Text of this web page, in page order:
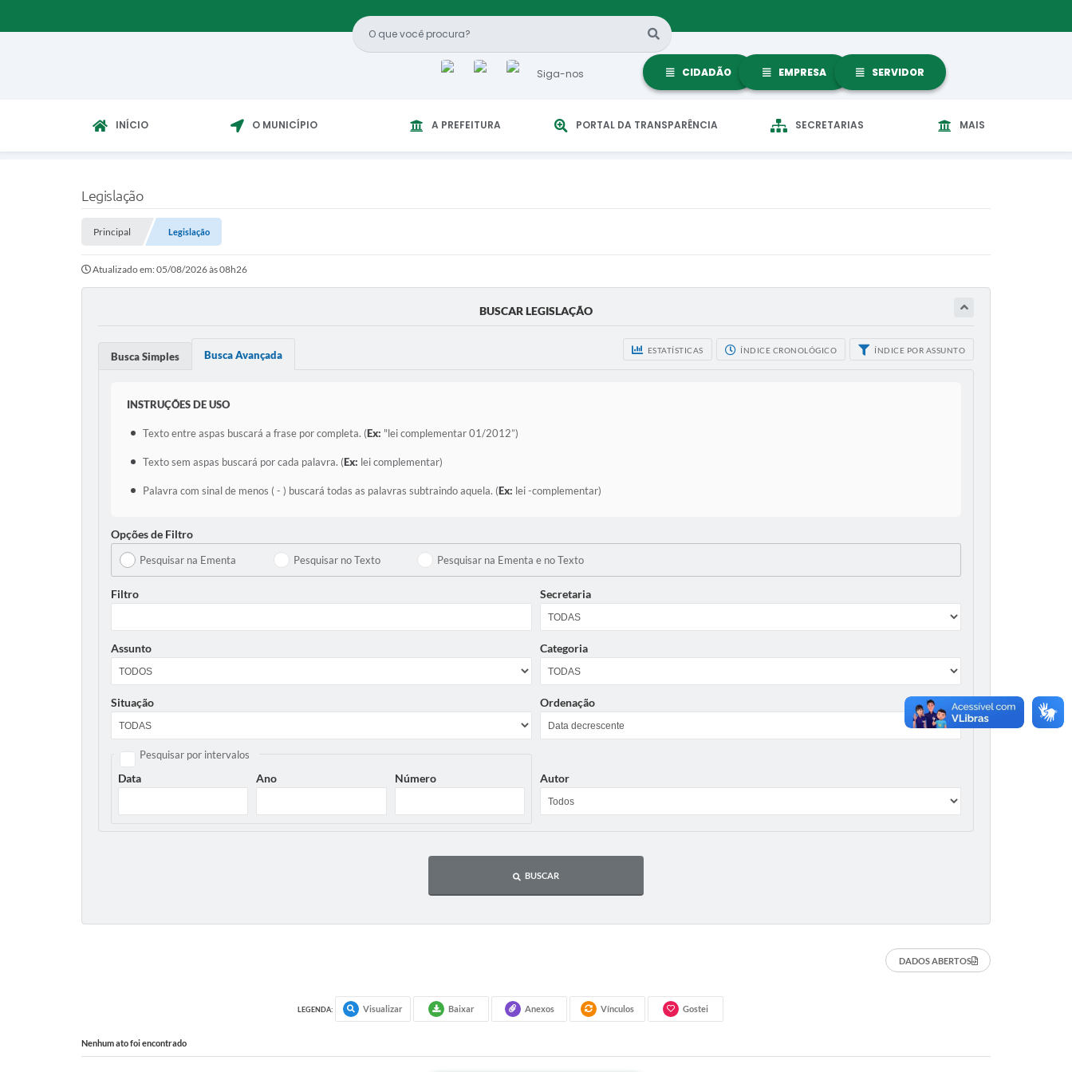
Siga-nos CIDADÃO EMPRESA SERVIDOR
INÍCIO O MUNICÍPIO A PREFEITURA PORTAL DA TRANSPARÊNCIA SECRETARIAS MAIS
Legislação
Principal Legislação
Atualizado em: 05/08/2026 às 08h26
BUSCAR LEGISLAÇÃO
ESTATÍSTICAS ÍNDICE CRONOLÓGICO ÍNDICE POR ASSUNTO
Busca Simples Busca Avançada
INSTRUÇÕES DE USO
Texto entre aspas buscará a frase por completa. (Ex: "lei complementar 01/2012”)
Texto sem aspas buscará por cada palavra. (Ex: lei complementar)
Palavra com sinal de menos ( - ) buscará todas as palavras subtraindo aquela. (Ex: lei -complementar)
Opções de Filtro
Pesquisar na Ementa Pesquisar no Texto Pesquisar na Ementa e no Texto
Filtro Secretaria
Assunto Categoria
Situação Ordenação
Pesquisar por intervalos
Data Ano Número Autor
BUSCAR
DADOS ABERTOS
LEGENDA: Visualizar Baixar Anexos Vínculos Gostei
Nenhum ato foi encontrado